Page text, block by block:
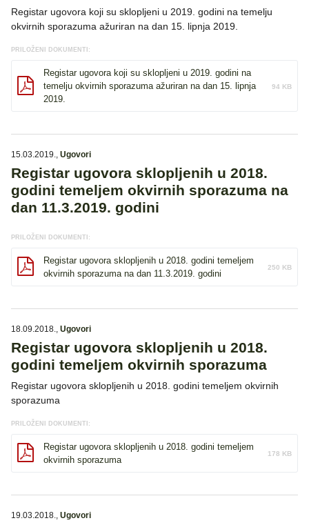
Registar ugovora koji su sklopljeni u 2019. godini na temelju
okvirnih sporazuma ažuriran na dan 15. lipnja 2019.
PRILOŽENI DOKUMENTI:
Registar ugovora koji su sklopljeni u 2019. godini na
temelju okvirnih sporazuma ažuriran na dan 15. lipnja
2019.
94 KB
15.03.2019., Ugovori
Registar ugovora sklopljenih u 2018.
godini temeljem okvirnih sporazuma na
dan 11.3.2019. godini
PRILOŽENI DOKUMENTI:
Registar ugovora sklopljenih u 2018. godini temeljem
okvirnih sporazuma na dan 11.3.2019. godini
250 KB
18.09.2018., Ugovori
Registar ugovora sklopljenih u 2018.
godini temeljem okvirnih sporazuma
Registar ugovora sklopljenih u 2018. godini temeljem okvirnih
sporazuma
PRILOŽENI DOKUMENTI:
Registar ugovora sklopljenih u 2018. godini temeljem
okvirnih sporazuma
178 KB
19.03.2018., Ugovori